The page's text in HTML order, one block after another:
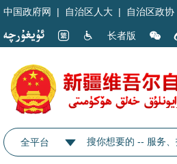
中国政府网 | 自治区人大 | 自治区政协
长者版
全平台